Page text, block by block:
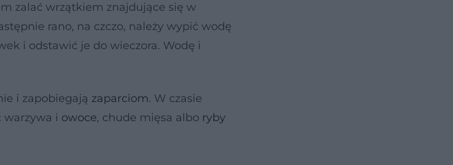
zalać wrzątkiem znajdujące się w
rano, na czczo, należy wypić wodę
i odstawić je do wieczora. Wodę i
i zapobiegają zaparciom. W czasie
i owoce, chude mięsa albo ryby